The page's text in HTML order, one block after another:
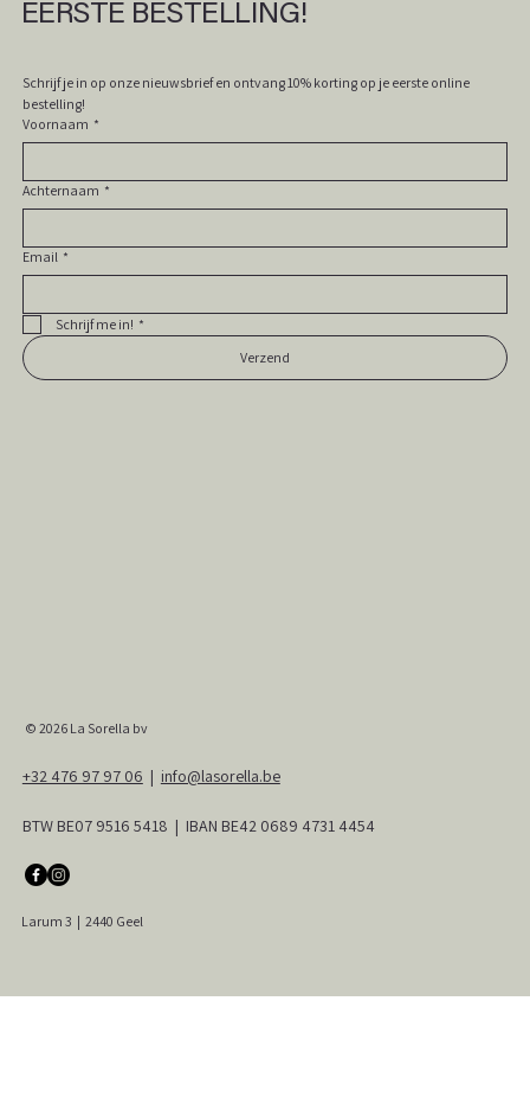
EERSTE BESTELLING!
Schrijf je in op onze nieuwsbrief en ontvang 10% korting op je eerste online
Voornaam *
Achternaam *
Email *
Schrijf me in! *
Verzend
© 2026 La Sorella bv
Larum 3 | 2440 Geel
+32 476 97 97 06 | info@lasorella.be
BTW BE07 9516 5418 | IBAN BE42 0689 4731 4454